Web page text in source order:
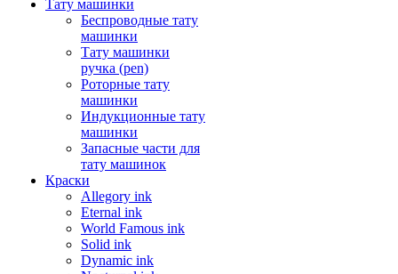
Тату машинки
Беспроводные тату
машинки
Тату машинки
ручка (pen)
Роторные тату
машинки
Индукционные тату
машинки
Запасные части для
тату машинок
Краски
Allegory ink
Eternal ink
World Famous ink
Solid ink
Dynamic ink